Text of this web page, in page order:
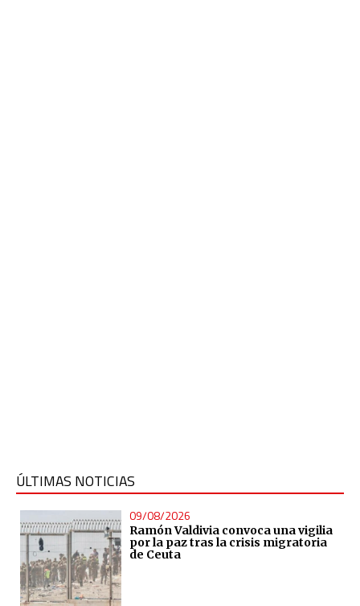
ÚLTIMAS NOTICIAS
09/08/2026
Ramón Valdivia convoca una vigilia
por la paz tras la crisis migratoria
de Ceuta